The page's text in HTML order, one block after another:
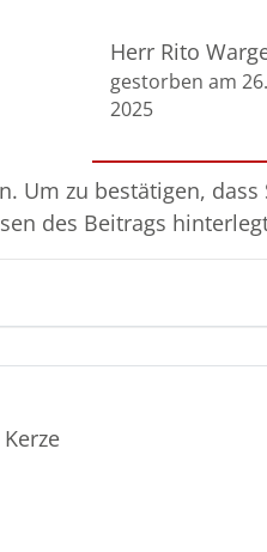
Herr Rito
gestorben am
2025
Um zu bestätigen, dass
des Beitrags